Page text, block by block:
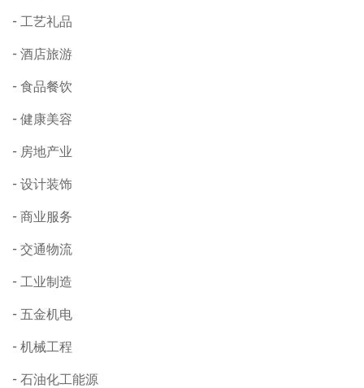
工艺礼品
酒店旅游
食品餐饮
健康美容
房地产业
设计装饰
商业服务
交通物流
工业制造
五金机电
机械工程
石油化工能源